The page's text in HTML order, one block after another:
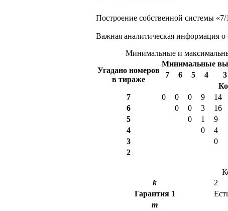
Построение собственной системы
Важная аналитическая информация о
Минимальные и
Угадано номеров
в тираже
Минимальные
7
6 5 4 3
7
0 0 0 9 14
6
0 0 3 16
5
0 1 9
4
0 4
3
0
2
k
2
Гарантия 1
m